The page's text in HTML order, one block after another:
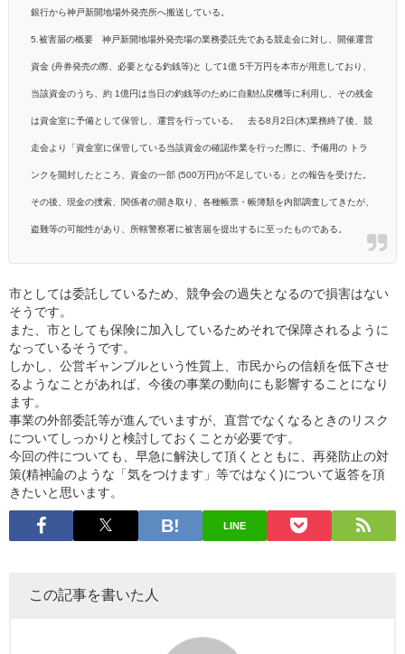
銀行から神戸新開地場外発売所へ搬送している。
5.被害届の概要 神戸新開地場外発売場の業務委託先である競走会に対し、開催運営
資金 (舟券発売の際、必要と なる釣銭等)と して1億 5千万円を本市が用意しており、
当該資金のうち、約 1億円は当日の釣銭等のために自動払戻機等に利用し、その残金
は資金室に予備として保管し、運営を行っている。 去る8月2日(木)業務終了後、競
走会より「資金室に保管している当該資金の確認作業を行った際に、予備用の トラ
ンクを開封したところ、資金の一部 (500万円)が不足している」との報告を受けた。
その後、現金の捜索、関係者の開き取り、各種帳票・帳簿類を内部調査してきたが、
盗難等の可能性があり、所轄警察署に被害届を提出するに至ったものである。
市としては委託しているため、競争会の過失となるので損害はない
そうです。
また、市としても保険に加入しているためそれで保障されるように
なっているそうです。
しかし、公営ギャンブルという性質上、市民からの信頼を低下させ
るようなことがあれば、今後の事業の動向にも影響することになり
ます。
事業の外部委託等が進んでいますが、直営でなくなるときのリスク
についてしっかりと検討しておくことが必要です。
今回の件についても、早急に解決して頂くとともに、再発防止の対
策(精神論のような「気をつけます」等ではなく)について返答を頂
きたいと思います。
LINE
この記事を書いた人